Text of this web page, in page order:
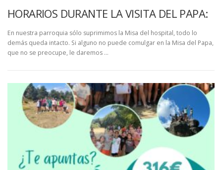
HORARIOS DURANTE LA VISITA DEL PAPA:
En nuestra parroquia sólo suprimimos la Misa del hospital, todo lo
demás queda intacto. Si alguno no puede comulgar en la Misa del Papa,
que no se preocupe, le daremos …